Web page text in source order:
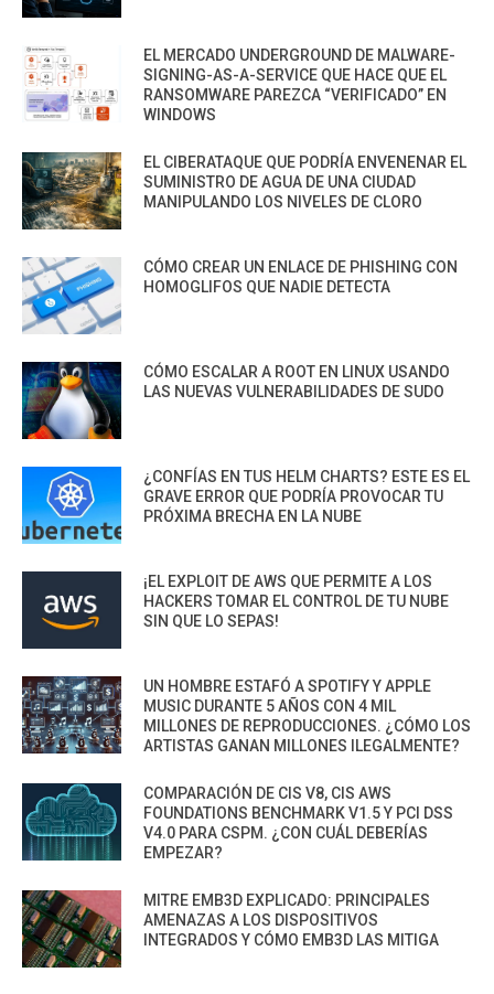
EL MERCADO UNDERGROUND DE MALWARE-
SIGNING-AS-A-SERVICE QUE HACE QUE EL
RANSOMWARE PAREZCA “VERIFICADO” EN
WINDOWS
EL CIBERATAQUE QUE PODRÍA ENVENENAR EL
SUMINISTRO DE AGUA DE UNA CIUDAD
MANIPULANDO LOS NIVELES DE CLORO
CÓMO CREAR UN ENLACE DE PHISHING CON
HOMOGLIFOS QUE NADIE DETECTA
CÓMO ESCALAR A ROOT EN LINUX USANDO
LAS NUEVAS VULNERABILIDADES DE SUDO
¿CONFÍAS EN TUS HELM CHARTS? ESTE ES EL
GRAVE ERROR QUE PODRÍA PROVOCAR TU
PRÓXIMA BRECHA EN LA NUBE
¡EL EXPLOIT DE AWS QUE PERMITE A LOS
HACKERS TOMAR EL CONTROL DE TU NUBE
SIN QUE LO SEPAS!
UN HOMBRE ESTAFÓ A SPOTIFY Y APPLE
MUSIC DURANTE 5 AÑOS CON 4 MIL
MILLONES DE REPRODUCCIONES. ¿CÓMO LOS
ARTISTAS GANAN MILLONES ILEGALMENTE?
COMPARACIÓN DE CIS V8, CIS AWS
FOUNDATIONS BENCHMARK V1.5 Y PCI DSS
V4.0 PARA CSPM. ¿CON CUÁL DEBERÍAS
EMPEZAR?
MITRE EMB3D EXPLICADO: PRINCIPALES
AMENAZAS A LOS DISPOSITIVOS
INTEGRADOS Y CÓMO EMB3D LAS MITIGA